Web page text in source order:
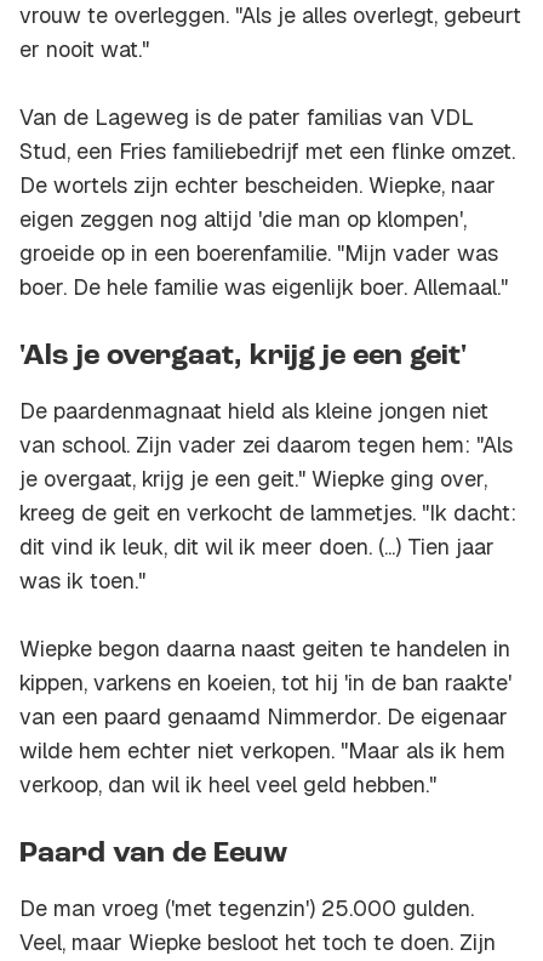
vrouw te overleggen. "Als je alles overlegt, gebeurt
er nooit wat."
Van de Lageweg is de pater familias van VDL
Stud, een Fries familiebedrijf met een flinke omzet.
De wortels zijn echter bescheiden. Wiepke, naar
eigen zeggen nog altijd 'die man op klompen',
groeide op in een boerenfamilie. "Mijn vader was
boer. De hele familie was eigenlijk boer. Allemaal."
'Als je overgaat, krijg je een geit'
De paardenmagnaat hield als kleine jongen niet
van school. Zijn vader zei daarom tegen hem: "Als
je overgaat, krijg je een geit." Wiepke ging over,
kreeg de geit en verkocht de lammetjes. "Ik dacht:
dit vind ik leuk, dit wil ik meer doen. (...) Tien jaar
was ik toen."
Wiepke begon daarna naast geiten te handelen in
kippen, varkens en koeien, tot hij 'in de ban raakte'
van een paard genaamd Nimmerdor. De eigenaar
wilde hem echter niet verkopen. "Maar als ik hem
verkoop, dan wil ik heel veel geld hebben."
Paard van de Eeuw
De man vroeg ('met tegenzin') 25.000 gulden.
Veel, maar Wiepke besloot het toch te doen. Zijn